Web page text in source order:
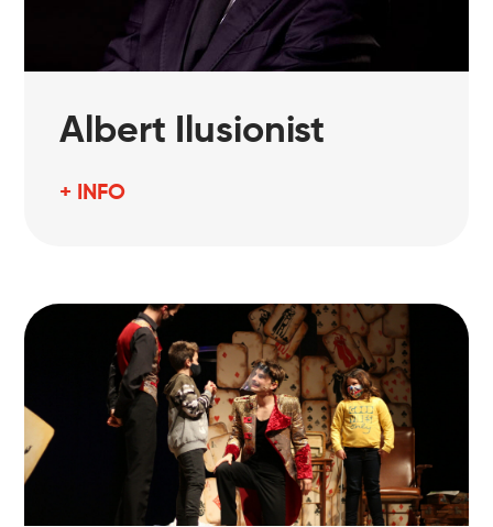
Albert Ilusionist
+ INFO